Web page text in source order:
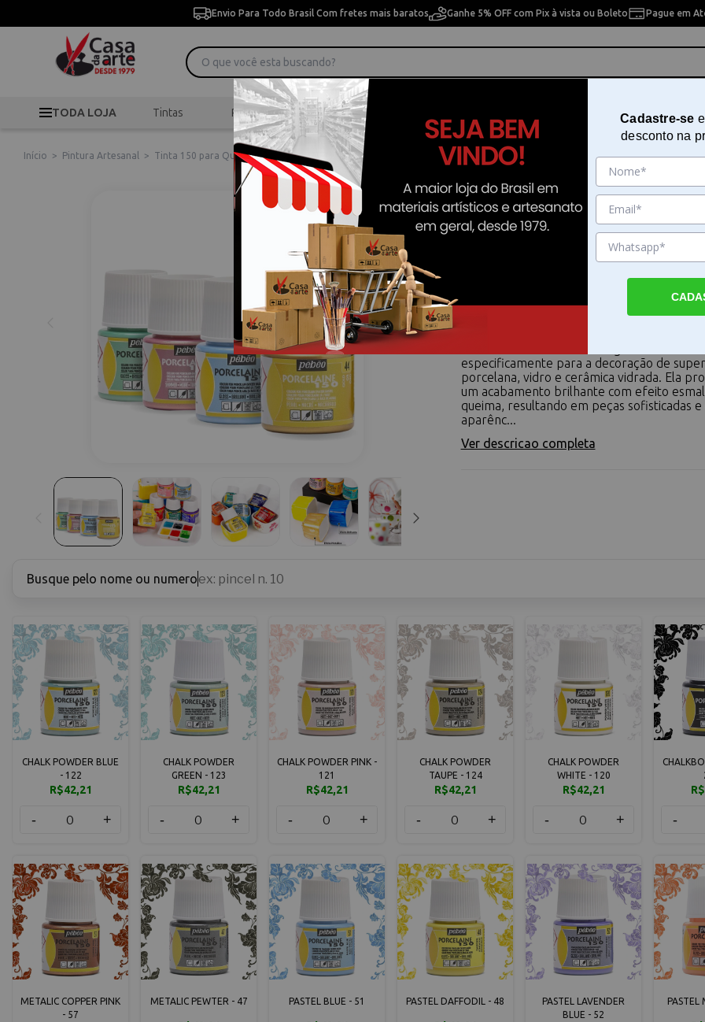
Envio Para Todo Brasil Com fretes mais baratos Ganhe 5% OFF com Pix à vista ou Boleto Pague em
TODA LOJA Tintas Pincéis Desenho Pintura
Início > Pintura Artesanal > Tinta 150 para Queima > Tinta para Porcelana Efeitos Pebeo Porcelaine 150 45ml - 024
Tinta para Porcelana Efeitos
Porcelaine 150 45ml - 024
Tinta para Porcelana Pebeo Porcelaine
especificamente para a decoração de
porcelana, vidro e cerâmica vidrada. Ela
um acabamento brilhante com efeito
queima, resultando em peças sofisticadas e
aparênc...
Ver descricao completa
Busque pelo nome ou numero
CHALK POWDER BLUE
- 122
R$42,21
- +
CHALK POWDER
GREEN - 123
R$42,21
- +
CHALK POWDER PINK -
121
R$42,21
- +
CHALK POWDER
TAUPE - 124
R$42,21
- +
CHALK POWDER
WHITE - 120
R$42,21
- + -
METALIC COPPER PINK
- 57
METALIC PEWTER - 47 PASTEL BLUE - 51 PASTEL DAFFODIL - 48
PASTEL LAVENDER
BLUE - 52
PASTEL
Cadastre-se
desconto na